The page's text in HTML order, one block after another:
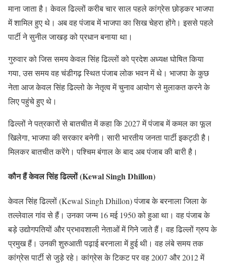
माना जाता है। केवल ढिल्लों करीब चार साल पहले कांग्रेस छोड़कर भाजपा
में शामिल हुए थे। अब वह पंजाब में भाजपा का सिख चेहरा होंगे। इससे पहले
पार्टी ने सुनील जाखड़ को प्रधान बनाया था।
गुरुवार को जिस समय केवल सिंह ढिल्लों को प्रदेश अध्यक्ष घोषित किया
गया, उस समय वह चंडीगढ़ स्थित पंजाब लोक भवन में थे। भाजपा के कुछ
नेता आज केवल सिंह ढिल्लो के नेतृत्व में चुनाव आयोग से मुलाकत करने के
लिए पहुंचे हुए थे।
ढिल्लों ने पत्रकारों से बातचीत में कहा कि 2027 में पंजाब में कमल का फूल
खिलेगा, भाजपा की सरकार बनेगी। सारी भारतीय जनता पार्टी इकट्ठी है।
मिलकर बातचीत करेंगे। पश्चिम बंगाल के बाद अब पंजाब की बारी है।
कौन हैं केवल सिंह ढिल्लों (Kewal Singh Dhillon)
केवल सिंह ढिल्लों (Kewal Singh Dhillon) पंजाब के बरनाला जिला के
तल्लेवाल गांव से हैं। उनका जन्म 16 मई 1950 को हुआ था। वह पंजाब के
बड़े उद्योगपतियों और प्रभावशाली नेताओं में गिने जाते हैं। वह ढिल्लों ग्रुप के
प्रमुख हैं। उनकी शुरुआती पढ़ाई बरनाला में हुई थी। वह लंबे समय तक
कांग्रेस पार्टी से जुड़े रहे। कांग्रेस के टिकट पर वह 2007 और 2012 में